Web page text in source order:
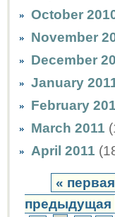
October
November
December
January
February
March 2011
April 2011
« первая
предыдущая